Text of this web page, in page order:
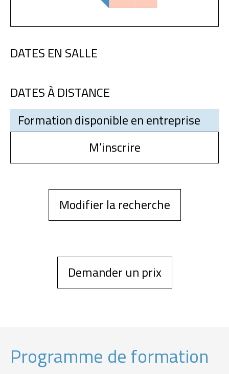
DATES EN SALLE
DATES À DISTANCE
Formation disponible en entreprise
M’inscrire
Modifier la recherche
Demander un prix
Programme de formation